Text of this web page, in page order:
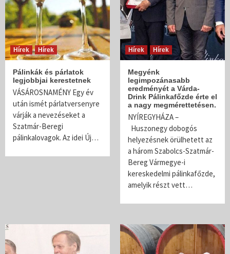
Hírek Hírek
Pálinkák és párlatok
legjobbjai kerestetnek
VÁSÁROSNAMÉNY Egy év
után ismét párlatversenyre
várják a nevezéseket a
Szatmár-Beregi
pálinkalovagok. Az idei Új…
Hírek Hírek
Megyénk
legimpozánasabb
eredményét a Várda-
Drink Pálinkafőzde érte el
a nagy megmérettetésen.
NYÍREGYHÁZA –
Huszonegy dobogós
helyezésnek örülhetett az
a három Szabolcs-Szatmár-
Bereg Vármegye-i
kereskedelmi pálinkafőzde,
amelyik részt vett…